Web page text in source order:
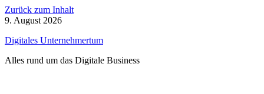
Zurück zum Inhalt
9. August 2026
Digitales Unternehmertum
Alles rund um das Digitale Business